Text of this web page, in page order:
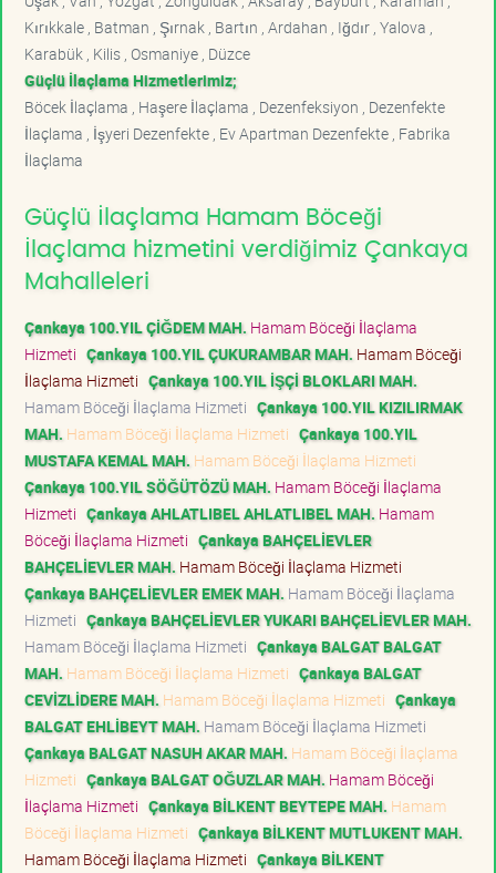
Kırıkkale , Batman , Şırnak , Bartın , Ardahan , Iğdır , Yalova ,
Karabük , Kilis , Osmaniye , Düzce
Güçlü İlaçlama Hizmetlerimiz;
Böcek İlaçlama , Haşere İlaçlama , Dezenfeksiyon , Dezenfekte
İlaçlama , İşyeri Dezenfekte , Ev Apartman Dezenfekte , Fabrika
İlaçlama
Güçlü İlaçlama Hamam Böceği
İlaçlama hizmetini verdiğimiz Çankaya
Mahalleleri
Çankaya 100.YIL ÇİĞDEM MAH. Hamam Böceği İlaçlama
Hizmeti Çankaya 100.YIL ÇUKURAMBAR MAH. Hamam Böceği
İlaçlama Hizmeti Çankaya 100.YIL İŞÇİ BLOKLARI MAH.
Hamam Böceği İlaçlama Hizmeti Çankaya 100.YIL KIZILIRMAK
MAH. Hamam Böceği İlaçlama Hizmeti Çankaya 100.YIL
MUSTAFA KEMAL MAH. Hamam Böceği İlaçlama Hizmeti
Çankaya 100.YIL SÖĞÜTÖZÜ MAH. Hamam Böceği İlaçlama
Hizmeti Çankaya AHLATLIBEL AHLATLIBEL MAH. Hamam
Böceği İlaçlama Hizmeti Çankaya BAHÇELİEVLER
BAHÇELİEVLER MAH. Hamam Böceği İlaçlama Hizmeti
Çankaya BAHÇELİEVLER EMEK MAH. Hamam Böceği İlaçlama
Hizmeti Çankaya BAHÇELİEVLER YUKARI BAHÇELİEVLER MAH.
Hamam Böceği İlaçlama Hizmeti Çankaya BALGAT BALGAT
MAH. Hamam Böceği İlaçlama Hizmeti Çankaya BALGAT
CEVİZLİDERE MAH. Hamam Böceği İlaçlama Hizmeti Çankaya
BALGAT EHLİBEYT MAH. Hamam Böceği İlaçlama Hizmeti
Çankaya BALGAT NASUH AKAR MAH. Hamam Böceği İlaçlama
Hizmeti Çankaya BALGAT OĞUZLAR MAH. Hamam Böceği
İlaçlama Hizmeti Çankaya BİLKENT BEYTEPE MAH. Hamam
Böceği İlaçlama Hizmeti Çankaya BİLKENT MUTLUKENT MAH.
Hamam Böceği İlaçlama Hizmeti Çankaya BİLKENT